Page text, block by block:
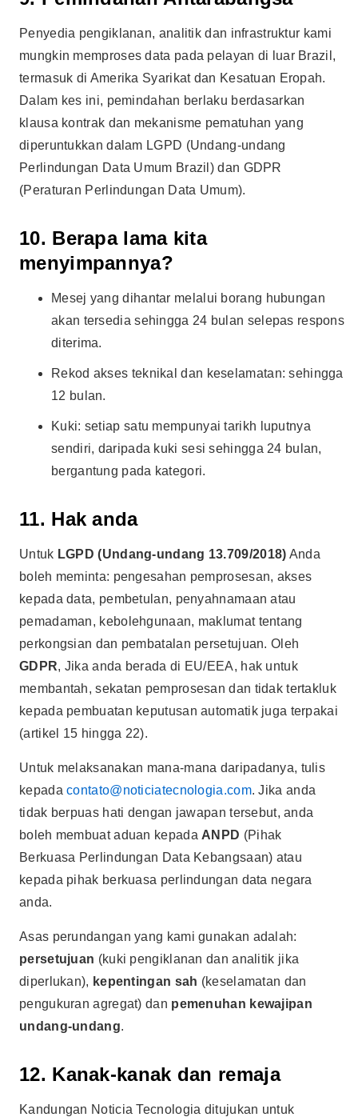
Penyedia pengiklanan, analitik dan infrastruktur kami
mungkin memproses data pada pelayan di luar Brazil,
termasuk di Amerika Syarikat dan Kesatuan Eropah.
Dalam kes ini, pemindahan berlaku berdasarkan
klausa kontrak dan mekanisme pematuhan yang
diperuntukkan dalam LGPD (Undang-undang
Perlindungan Data Umum Brazil) dan GDPR
(Peraturan Perlindungan Data Umum).
10. Berapa lama kita
menyimpannya?
Mesej yang dihantar melalui borang hubungan
akan tersedia sehingga 24 bulan selepas respons
diterima.
Rekod akses teknikal dan keselamatan: sehingga
12 bulan.
Kuki: setiap satu mempunyai tarikh luputnya
sendiri, daripada kuki sesi sehingga 24 bulan,
bergantung pada kategori.
11. Hak anda
Untuk LGPD (Undang-undang 13.709/2018) Anda
boleh meminta: pengesahan pemprosesan, akses
kepada data, pembetulan, penyahnamaan atau
pemadaman, kebolehgunaan, maklumat tentang
perkongsian dan pembatalan persetujuan. Oleh
GDPR, Jika anda berada di EU/EEA, hak untuk
membantah, sekatan pemprosesan dan tidak tertakluk
kepada pembuatan keputusan automatik juga terpakai
(artikel 15 hingga 22).
Untuk melaksanakan mana-mana daripadanya, tulis
kepadacontato@noticiatecnologia.com. Jika anda
tidak berpuas hati dengan jawapan tersebut, anda
boleh membuat aduan kepada ANPD (Pihak
Berkuasa Perlindungan Data Kebangsaan) atau
kepada pihak berkuasa perlindungan data negara
anda.
Asas perundangan yang kami gunakan adalah:
persetujuan (kuki pengiklanan dan analitik jika
diperlukan), kepentingan sah (keselamatan dan
pengukuran agregat) dan pemenuhan kewajipan
undang-undang.
12. Kanak-kanak dan remaja
Kandungan Noticia Tecnologia ditujukan untuk